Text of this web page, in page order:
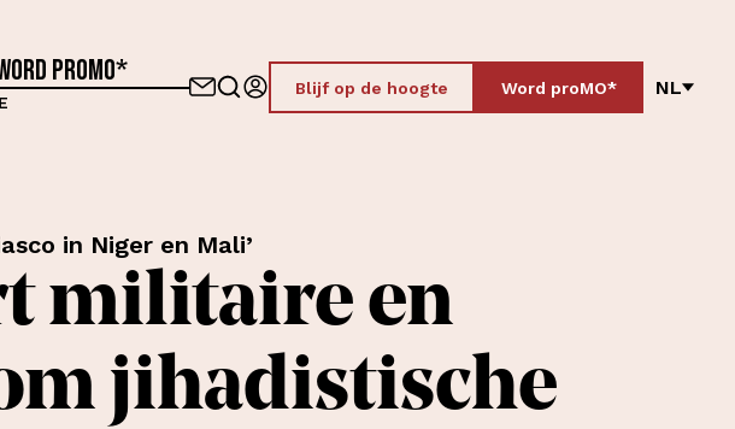
proMO* Blijf op de hoogte Word proMO* NL
in Niger en Mali’
militaire en
jihadistische